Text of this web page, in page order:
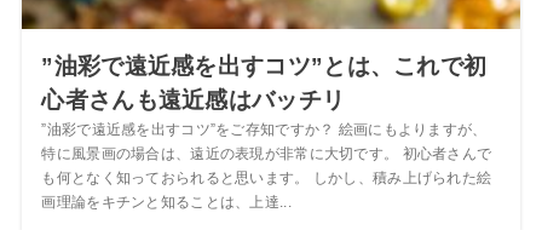
”油彩で遠近感を出すコツ”とは、これで初
心者さんも遠近感はバッチリ
”油彩で遠近感を出すコツ”をご存知ですか？ 絵画にもよりますが、
特に風景画の場合は、遠近の表現が非常に大切です。 初心者さんで
も何となく知っておられると思います。 しかし、積み上げられた絵
画理論をキチンと知ることは、上達...